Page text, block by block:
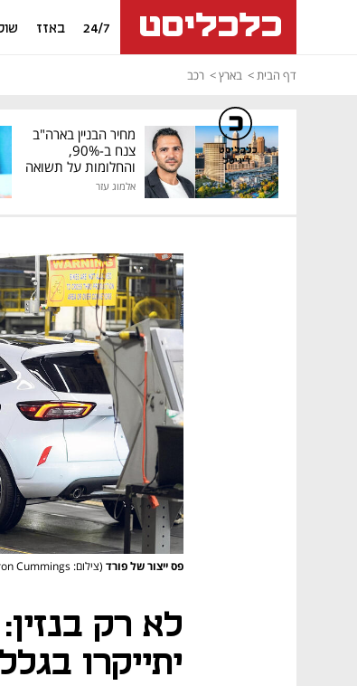
24/7 באזז
דף הבית בארץ רכב
מחיר הבניין בארה"ב
צנח ב-90%,
והחלומות על תשואה
גבוהה התנפצו
אלמוג עזר
פס ייצור של פורד (צילום: AP/ Darron Cummings)
כלכליסט
דיגיטל
לא רק
יתייקרו